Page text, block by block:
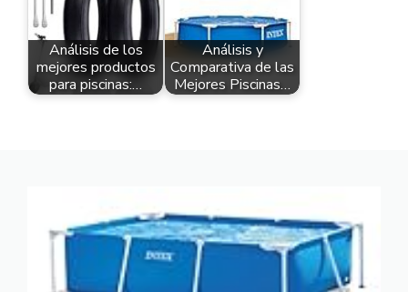
Análisis de los
mejores productos
para piscinas:…
Análisis y
Comparativa de las
Mejores Piscinas…